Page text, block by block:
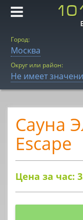
Город:
Москва
Округ или район:
Не имеет
Сауна
Escape
Цена за час: